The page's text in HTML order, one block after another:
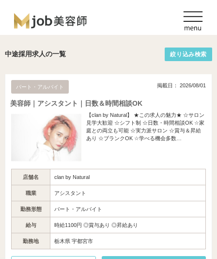
中途採用求人の一覧 絞り込み検索
パート・アルバイト 掲載日： 2026/08/01
美容師｜アシスタント｜日数＆時間相談OK
【clan by Natural】 ★この求人の魅力★ ☆サロン
見学大歓迎 ☆シフト制 ☆日数・時間相談OK ☆家
庭との両立も可能 ☆実力派サロン ☆賞与＆昇給
あり ☆ブランクOK ☆学べる機会多数…
店舗名 clan by Natural
職業 アシスタント
勤務形態 パート・アルバイト
給与 時給1100円 ◎賞与あり ◎昇給あり
勤務地 栃木県 宇都宮市